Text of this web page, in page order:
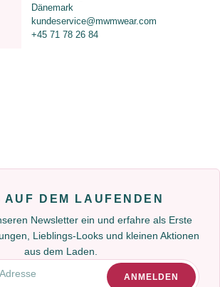
Dänemark
kundeservice@mwmwear.com
+45 71 78 26 84
AUF DEM LAUFENDEN
Newsletter ein und erfahre als Erste
Lieblings-Looks und kleinen Aktionen
aus dem Laden.
ANMELDEN